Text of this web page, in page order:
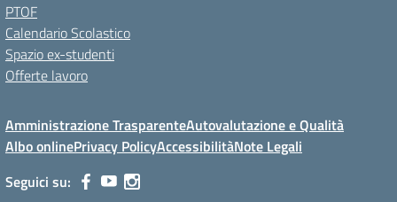
PTOF
Calendario Scolastico
Spazio ex-studenti
Offerte lavoro
Amministrazione TrasparenteAutovalutazione e Qualità
Albo onlinePrivacy PolicyAccessibilitàNote Legali
Seguici su: